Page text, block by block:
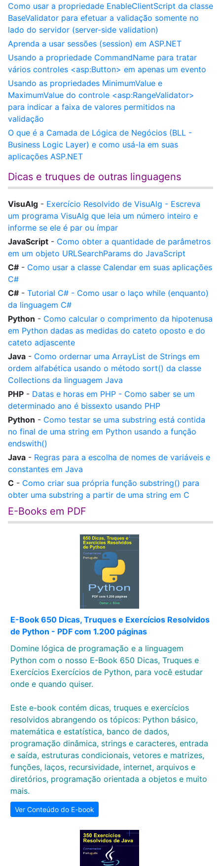
Como usar a propriedade EnableClientScript da classe
BaseValidator para efetuar a validação somente no
lado do servidor (server-side validation)
Aprenda a usar sessões (session) em ASP.NET
Usando a propriedade CommandName para tratar
vários controles <asp:Button> em apenas um evento
Usando as propriedades MinimumValue e
MaximumValue do controle <asp:RangeValidator>
para indicar a faixa de valores permitidos na
validação
O que é a Camada de Lógica de Negócios (BLL -
Business Logic Layer) e como usá-la em suas
aplicações ASP.NET
Dicas e truques de outras linguagens
VisuAlg - Exercício Resolvido de VisuAlg - Escreva
um programa VisuAlg que leia um número inteiro e
informe se ele é par ou ímpar
JavaScript - Como obter a quantidade de parâmetros
em um objeto URLSearchParams do JavaScript
C# - Como usar a classe Calendar em suas aplicações
C#
C# - Tutorial C# - Como usar o laço while (enquanto)
da linguagem C#
Python - Como calcular o comprimento da hipotenusa
em Python dadas as medidas do cateto oposto e do
cateto adjascente
Java - Como ordernar uma ArrayList de Strings em
ordem alfabética usando o método sort() da classe
Collections da linguagem Java
PHP - Datas e horas em PHP - Como saber se um
determinado ano é bissexto usando PHP
Python - Como testar se uma substring está contida
no final de uma string em Python usando a função
endswith()
Java - Regras para a escolha de nomes de variáveis e
constantes em Java
C - Como criar sua própria função substring() para
obter uma substring a partir de uma string em C
E-Books em PDF
E-Book 650 Dicas, Truques e Exercícios Resolvidos
de Python - PDF com 1.200 páginas
Domine lógica de programação e a linguagem
Python com o nosso E-Book 650 Dicas, Truques e
Exercícios Exercícios de Python, para você estudar
onde e quando quiser.
Este e-book contém dicas, truques e exercícios
resolvidos abrangendo os tópicos: Python básico,
matemática e estatística, banco de dados,
programação dinâmica, strings e caracteres, entrada
e saída, estruturas condicionais, vetores e matrizes,
funções, laços, recursividade, internet, arquivos e
diretórios, programação orientada a objetos e muito
mais.
Ver Conteúdo do E-book